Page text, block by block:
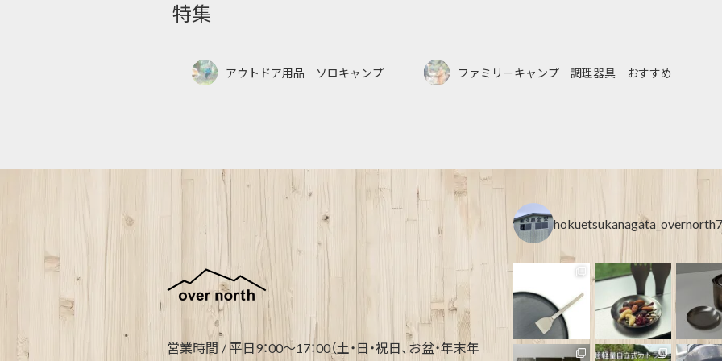
特集
アウトドア用品 ソロキャンプ ファミリーキャンプ 調理器具 おすすめ
営業時間 / 平日9：00～17：00（土・日・祝日、お盆・年末年